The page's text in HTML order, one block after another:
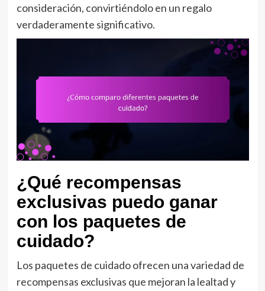
consideración, convirtiéndolo en un regalo
verdaderamente significativo.
¿Qué recompensas
exclusivas puedo ganar
con los paquetes de
cuidado?
Los paquetes de cuidado ofrecen una variedad de
recompensas exclusivas que mejoran la lealtad y